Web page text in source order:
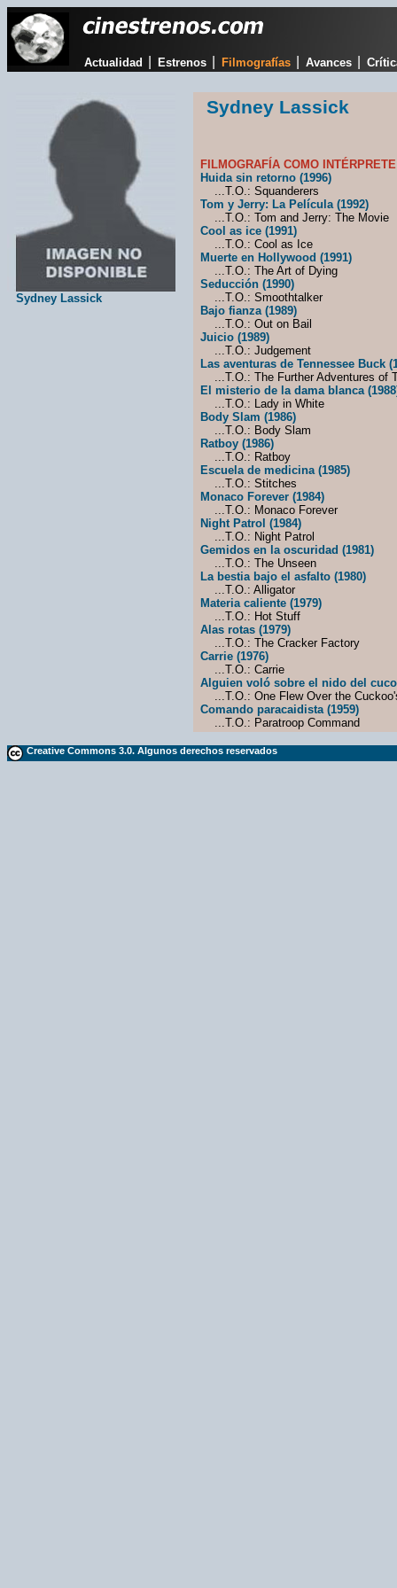
Actualidad Estrenos Filmografías Avances
Sydney Lassick
Sydney Lassick
FILMOGRAFÍA COMO
Huida sin retorno (1996)
...T.O.: Squanderers
Tom y Jerry: La Película (1992)
...T.O.: Tom and Jerry: The Movie
Cool as ice (1991)
...T.O.: Cool as Ice
Muerte en Hollywood (1991)
...T.O.: The Art of Dying
Seducción (1990)
...T.O.: Smoothtalker
Bajo fianza (1989)
...T.O.: Out on Bail
Juicio (1989)
...T.O.: Judgement
Las aventuras de Tennessee Buck
...T.O.: The Further Adventures of
El misterio de la dama blanca
...T.O.: Lady in White
Body Slam (1986)
...T.O.: Body Slam
Ratboy (1986)
...T.O.: Ratboy
Escuela de medicina (1985)
...T.O.: Stitches
Monaco Forever (1984)
...T.O.: Monaco Forever
Night Patrol (1984)
...T.O.: Night Patrol
Gemidos en la oscuridad (1981)
...T.O.: The Unseen
La bestia bajo el asfalto (1980)
...T.O.: Alligator
Materia caliente (1979)
...T.O.: Hot Stuff
Alas rotas (1979)
...T.O.: The Cracker Factory
Carrie (1976)
...T.O.: Carrie
Alguien voló sobre el nido del cuco
...T.O.: One Flew Over the
Comando paracaidista (1959)
...T.O.: Paratroop Command
Creative Commons 3.0. Algunos derechos reservados